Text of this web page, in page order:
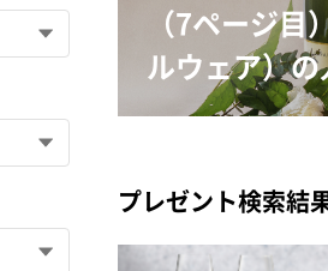
（7ページ
ルウェア）
プレゼント検索結